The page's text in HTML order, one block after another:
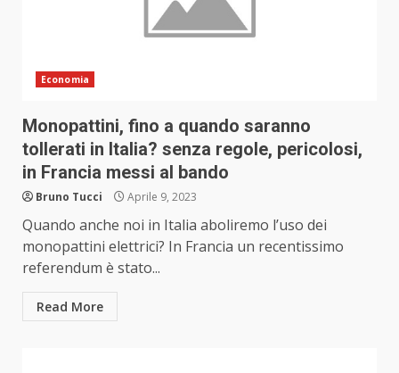
Economia
Monopattini, fino a quando saranno
tollerati in Italia? senza regole, pericolosi,
in Francia messi al bando
Bruno Tucci Aprile 9, 2023
Quando anche noi in Italia aboliremo l’uso dei
monopattini elettrici? In Francia un recentissimo
referendum è stato...
Read More